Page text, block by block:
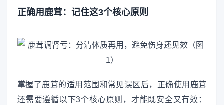
正确用鹿茸：记住这3个核心原则
掌握了鹿茸的适用范围和常见误区后，正确使用鹿茸
还需要遵循以下3个核心原则，才能既安全又有效：